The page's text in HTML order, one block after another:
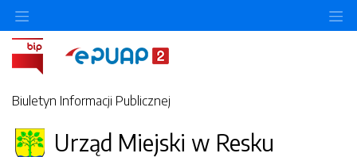
Biuletyn Informacji Publicznej
Urząd Miejski w Resku